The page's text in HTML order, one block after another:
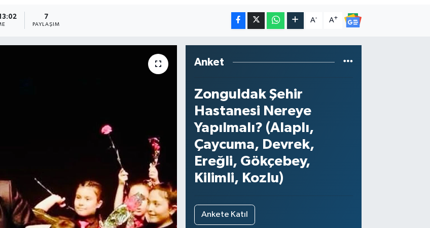
7
PAYLAŞIM
A- A+
Anket
Zonguldak Şehir
Hastanesi Nereye
Yapılmalı? (Alaplı,
Çaycuma, Devrek,
Ereğli, Gökçebey,
Kilimli, Kozlu)
Ankete Katıl